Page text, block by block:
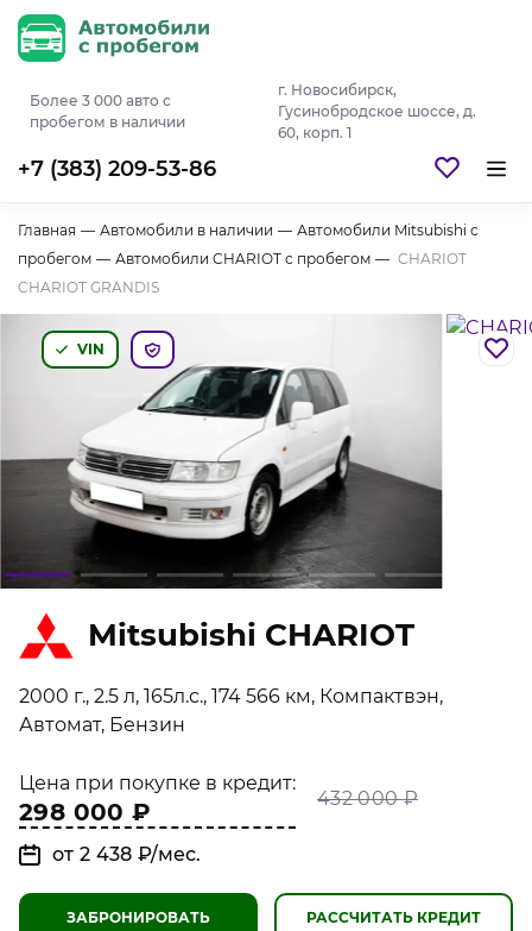
Более 3 000 авто с
пробегом в наличии
г. Новосибирск,
Гусинобродское шоссе, д.
60, корп. 1
+7 (383) 209-53-86
Главная — Автомобили в наличии — Автомобили Mitsubishi с
пробегом — Автомобили CHARIOT с пробегом — CHARIOT
CHARIOT GRANDIS
VIN
Mitsubishi CHARIOT
2000 г., 2.5 л, 165л.с., 174 566 км, Компактвэн,
Автомат, Бензин
Цена при покупке в кредит:
298 000₽ 432 000₽
от 2 438 ₽/мес.
ЗАБРОНИРОВАТЬ РАССЧИТАТЬ КРЕДИТ